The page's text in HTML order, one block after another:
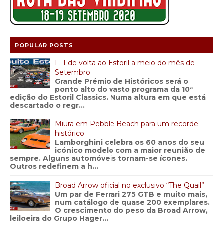
POPULAR POSTS
F. 1 de volta ao Estoril a meio do mês de
Setembro
Grande Prémio de Históricos será o
ponto alto do vasto programa da 10ª
edição do Estoril Classics. Numa altura em que está
descartado o regr...
Miura em Pebble Beach para um recorde
histórico
Lamborghini celebra os 60 anos do seu
icónico modelo com a maior reunião de
sempre. Alguns automóveis tornam-se ícones.
Outros redefinem a h...
Broad Arrow oficial no exclusivo “The Quail”
Um par de Ferrari 275 GTB e muito mais,
num catálogo de quase 200 exemplares.
O crescimento do peso da Broad Arrow,
leiloeira do Grupo Hager...